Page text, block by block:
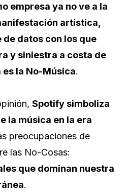
empresa ya no ve a la
artística,
de datos con los que
y siniestra a costa de
es la No-Música.
Spotify simboliza
la música en la era
preocupaciones de
las No-Cosas:
que dominan nuestra
.